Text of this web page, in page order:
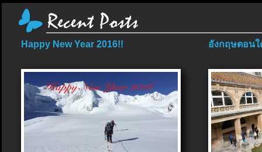
Happy New Year 2016!! อังกฤษตอนใ